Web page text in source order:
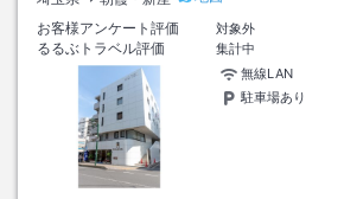
お客様アンケート評価
対象外
るるぶトラベル評価
集計中
無線LAN
駐車場あり